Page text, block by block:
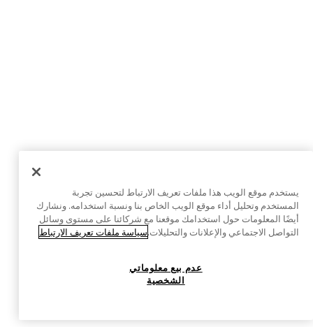
يستخدم موقع الويب هذا ملفات تعريف الارتباط لتحسين تجربة
المستخدم وتحليل أداء موقع الويب الخاص بنا ونسبة استخدامه. ونشارك
أيضًا المعلومات حول استخدامك موقعنا مع شركائنا على مستوى وسائل
التواصل الاجتماعي والإعلانات والتحليلات.سياسة ملفات تعريف الارتباط
عدم بيع معلوماتي
الشخصية